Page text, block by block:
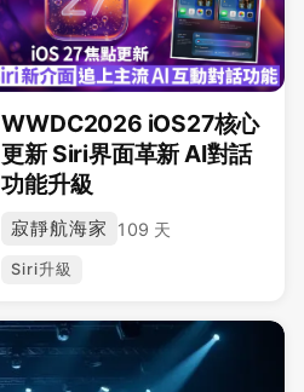
WWDC2026 iOS27核心
更新 Siri界面革新 AI對話
功能升級
寂靜航海家 109 天
Siri升級